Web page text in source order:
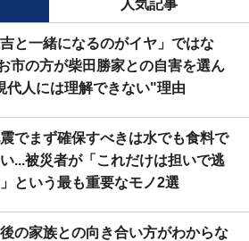
人気記事
吉と一緒になるのがイヤ」ではな
市の方が柴田勝家との自害を選ん
代人には理解できない"理由
でまず確保すべきは水でも食料で
...被災者が「これだけは担いで逃
という最も重要なモノ2選
の家族との向き合い方がわからな